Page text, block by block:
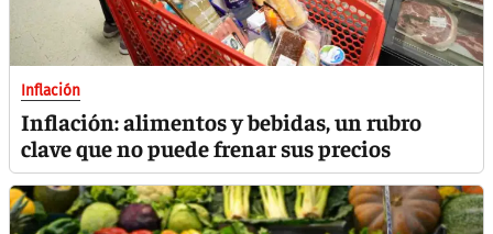
Inflación
Inflación: alimentos y bebidas, un rubro
clave que no puede frenar sus precios